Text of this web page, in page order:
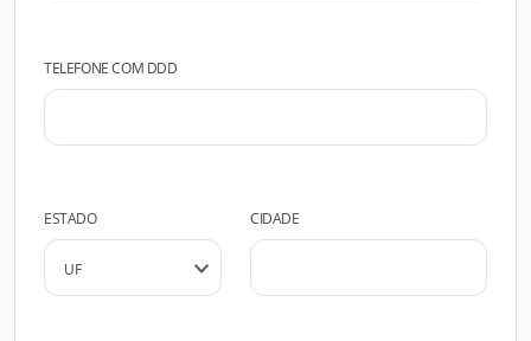
TELEFONE COM DDD
ESTADO CIDADE